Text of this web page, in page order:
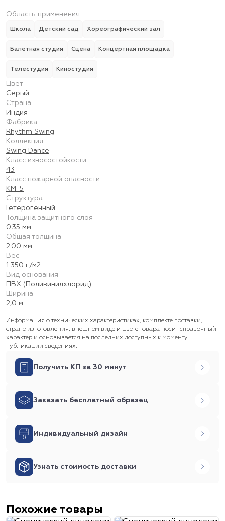
Область применения
Школа Детский сад Хореографический зал
Балетная студия Сцена Концертная площадка
Телестудия Киностудия
Цвет
Серый
Страна
Индия
Фабрика
Rhythm Swing
Коллекция
Swing Dance
Класс износостойкости
43
Класс пожарной опасности
КМ-5
Структура
Гетерогенный
Толщина защитного слоя
0.35 мм
Общая толщина
2.00 мм
Вес
1 350 г/м2
Вид основания
ПВХ (Поливинилхлорид)
Ширина
2,0 м
Информация о технических характеристиках, комплекте поставки,
стране изготовления, внешнем виде и цвете товара носит справочный
характер и основывается на последних доступных к моменту
публикации сведениях.
Получить КП за 30 минут
Заказать бесплатный образец
Индивидуальный дизайн
Узнать стоимость доставки
Похожие товары